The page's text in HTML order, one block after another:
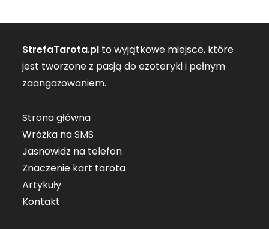
StrefaTarota.pl to wyjątkowe miejsce, które
jest tworzone z pasją do ezoteryki i pełnym
zaangażowaniem.
Strona główna
Wróżka na SMS
Jasnowidz na telefon
Znaczenie kart tarota
Artykuły
Kontakt